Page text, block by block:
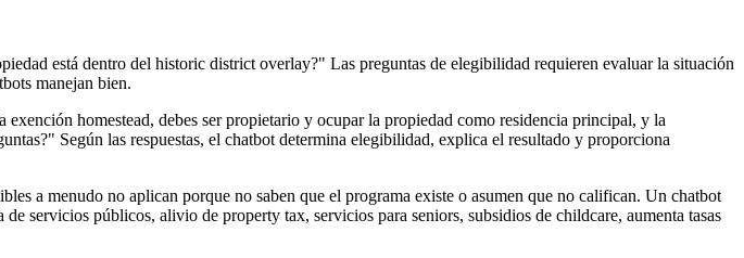
está dentro del historic district overlay?" Las preguntas de elegibilidad requieren evaluar la situación
manejan bien.
homestead, debes ser propietario y ocupar la propiedad como residencia principal, y la
Según las respuestas, el chatbot determina elegibilidad, explica el resultado y proporciona
a menudo no aplican porque no saben que el programa existe o asumen que no califican. Un chatbot
servicios públicos, alivio de property tax, servicios para seniors, subsidios de childcare, aumenta tasas